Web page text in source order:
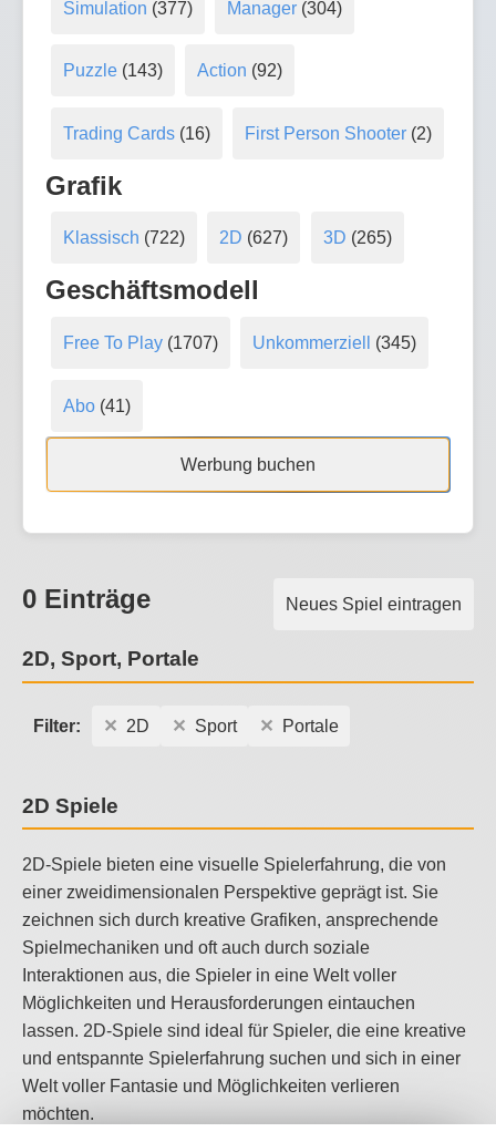
Simulation (377) Manager (304)
Puzzle(143) Action (92)
Trading Cards(16) First Person Shooter (2)
Grafik
Klassisch (722) 2D (627) 3D (265)
Geschäftsmodell
Free To Play(1707) Unkommerziell (345)
Abo(41)
Werbung buchen
Neues Spiel eintragen
0 Einträge
2D, Sport, Portale
Filter: 2D Sport Portale
2D Spiele
2D-Spiele bieten eine visuelle Spielerfahrung, die von
einer zweidimensionalen Perspektive geprägt ist. Sie
zeichnen sich durch kreative Grafiken, ansprechende
Spielmechaniken und oft auch durch soziale
Interaktionen aus, die Spieler in eine Welt voller
Möglichkeiten und Herausforderungen eintauchen
lassen. 2D-Spiele sind ideal für Spieler, die eine kreative
und entspannte Spielerfahrung suchen und sich in einer
Welt voller Fantasie und Möglichkeiten verlieren
möchten.